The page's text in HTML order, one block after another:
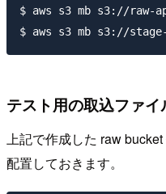
$ aws s3 mb s3://raw-
テスト用の取込ファイ
上記で作成した raw
配置しておきます。